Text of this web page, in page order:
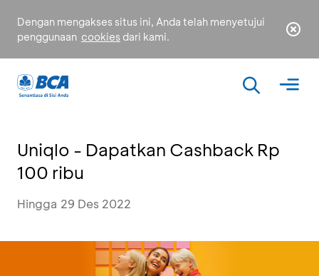
Dengan mengakses situs ini, Anda telah menyetujui
penggunaan cookies dari kami.
Uniqlo - Dapatkan Cashback Rp
100 ribu
Hingga 29 Des 2022